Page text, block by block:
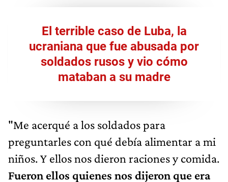
El terrible caso de Luba, la
ucraniana que fue abusada por
soldados rusos y vio cómo
mataban a su madre
"Me acerqué a los soldados para
preguntarles con qué debía alimentar a mi
niños. Y ellos nos dieron raciones y comida.
Fueron ellos quienes nos dijeron que era